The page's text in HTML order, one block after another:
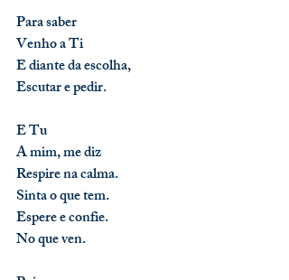
Para saber
Venho a Ti
E diante da escolha,
Escutar e pedir.
E Tu
A mim, me diz
Respire na calma.
Sinta o que tem.
Espere e confie.
No que ven.